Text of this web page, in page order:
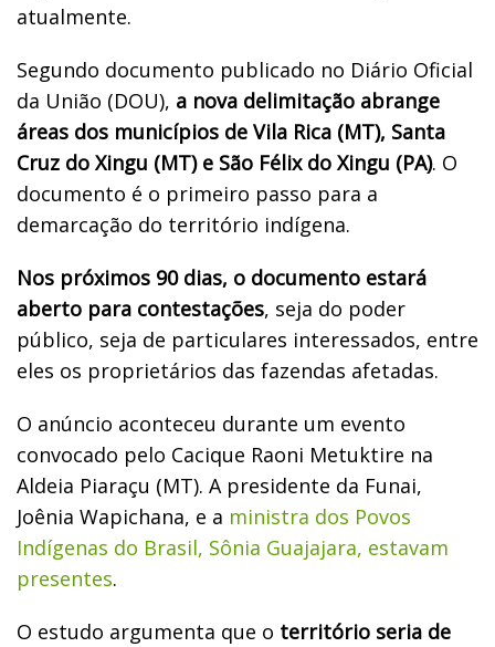
atualmente.
Segundo documento publicado no Diário Oficial
da União (DOU), a nova delimitação abrange
áreas dos municípios de Vila Rica (MT), Santa
Cruz do Xingu (MT) e São Félix do Xingu (PA). O
documento é o primeiro passo para a
demarcação do território indígena.
Nos próximos 90 dias, o documento estará
aberto para contestações, seja do poder
público, seja de particulares interessados, entre
eles os proprietários das fazendas afetadas.
O anúncio aconteceu durante um evento
convocado pelo Cacique Raoni Metuktire na
Aldeia Piaraçu (MT). A presidente da Funai,
Joênia Wapichana, e a ministra dos Povos
Indígenas do Brasil, Sônia Guajajara, estavam
presentes.
O estudo argumenta que o território seria de